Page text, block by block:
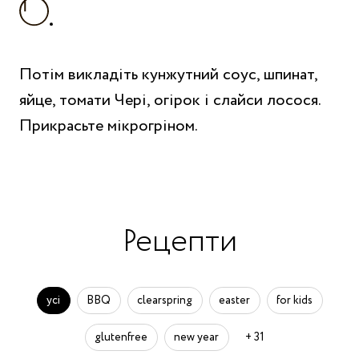
Потім викладіть кунжутний соус, шпинат,
яйце, томати Чері, огірок і слайси лосося.
Прикрасьте мікрогріном.
Рецепти
усі BBQ clearspring easter for kids
glutenfree new year + 31